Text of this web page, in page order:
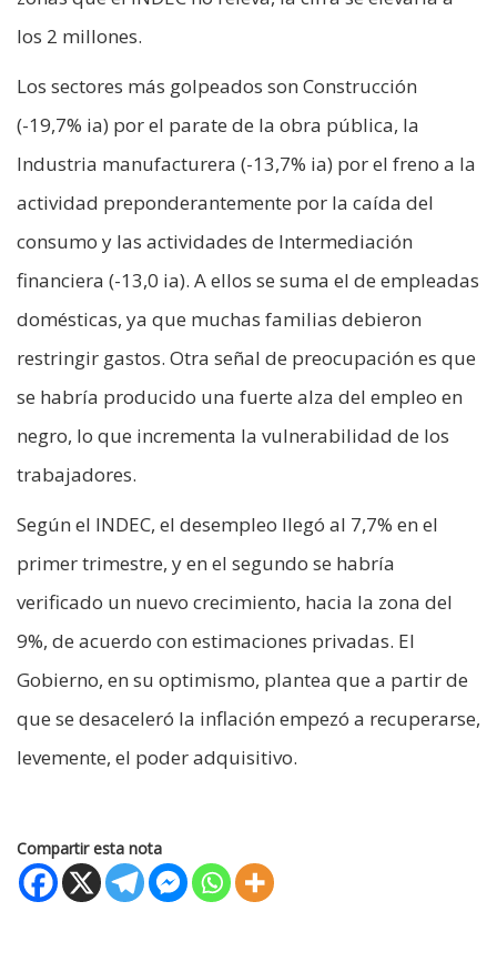
los 2 millones.
Los sectores más golpeados son Construcción
(-19,7% ia) por el parate de la obra pública, la
Industria manufacturera (-13,7% ia) por el freno a la
actividad preponderantemente por la caída del
consumo y las actividades de Intermediación
financiera (-13,0 ia). A ellos se suma el de empleadas
domésticas, ya que muchas familias debieron
restringir gastos. Otra señal de preocupación es que
se habría producido una fuerte alza del empleo en
negro, lo que incrementa la vulnerabilidad de los
trabajadores.
Según el INDEC, el desempleo llegó al 7,7% en el
primer trimestre, y en el segundo se habría
verificado un nuevo crecimiento, hacia la zona del
9%, de acuerdo con estimaciones privadas. El
Gobierno, en su optimismo, plantea que a partir de
que se desaceleró la inflación empezó a recuperarse,
levemente, el poder adquisitivo.
Compartir esta nota